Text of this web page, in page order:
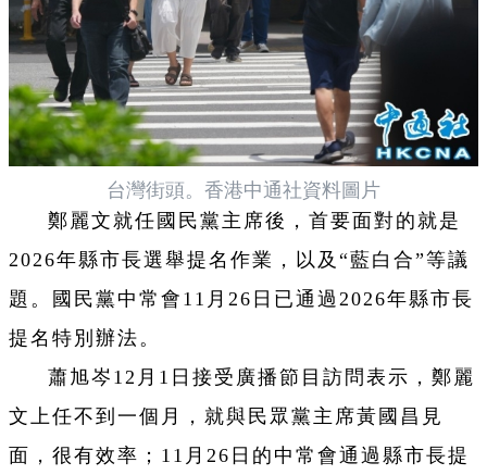
台灣街頭。香港中通社資料圖片
鄭麗文就任國民黨主席後，首要面對的就是
2026年縣市長選舉提名作業，以及“藍白合”等議
題。國民黨中常會11月26日已通過2026年縣市長
提名特別辦法。
蕭旭岑12月1日接受廣播節目訪問表示，鄭麗
文上任不到一個月，就與民眾黨主席黃國昌見
面，很有效率；11月26日的中常會通過縣市長提